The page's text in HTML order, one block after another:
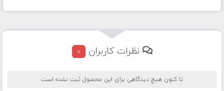
نظرات کاربران 0
تا کنون هیچ دیدگاهی برای این محصول ثبت نشده است